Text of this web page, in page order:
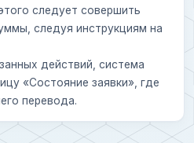
следует совершить
следуя инструкциям на
действий, система
«Состояние заявки», где
перевода.